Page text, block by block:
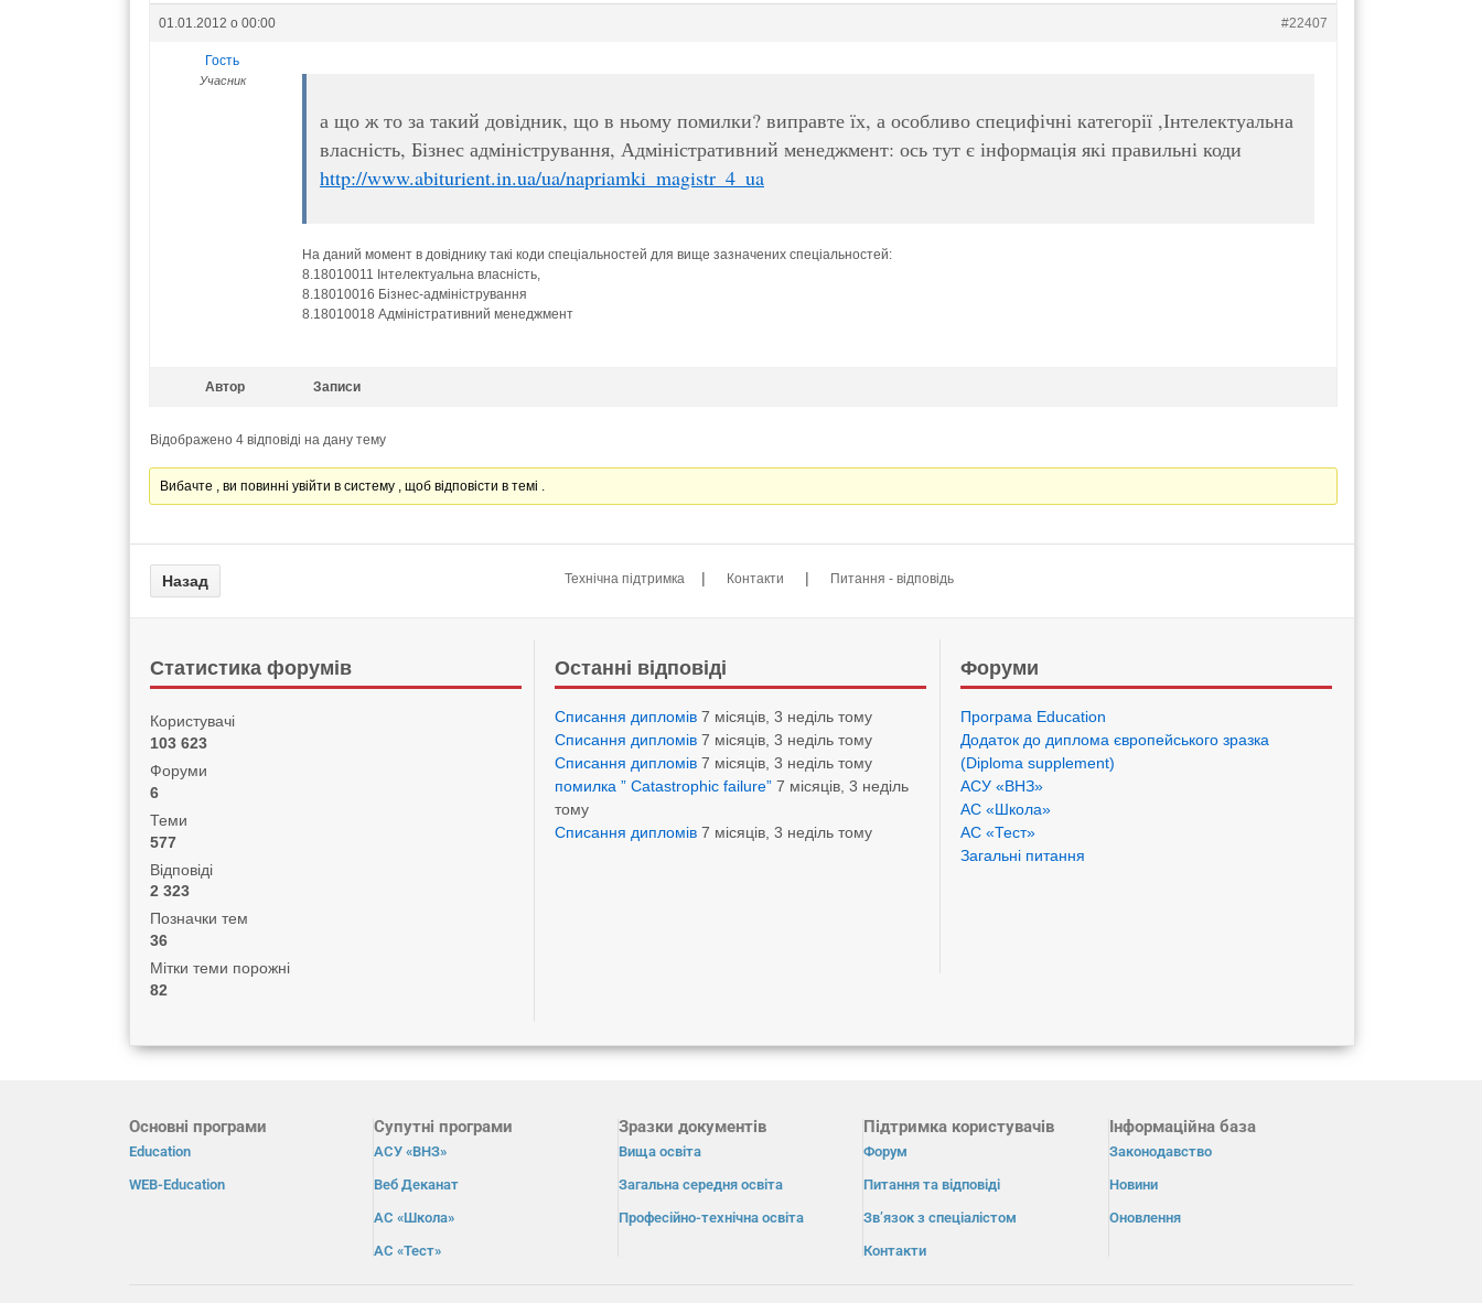
01.01.2012 о 00:00 #22407
Гость
Учасник
а що ж то за такий довідник, що в ньому помилки? виправте їх, а особливо специфічні категорії ,Інтелектуальна
власність, Бізнес адміністрування, Адміністративний менеджмент: ось тут є інформація які правильні коди
http://www.abiturient.in.ua/ua/napriamki_magistr_4_ua
На даний момент в довіднику такі коди спеціальностей для вище зазначених спеціальностей:
8.18010011 Інтелектуальна власність,
8.18010016 Бізнес-адміністрування
8.18010018 Адміністративний менеджмент
Автор Записи
Відображено 4 відповіді на дану тему
Вибачте , ви повинні увійти в систему , щоб відповісти в темі .
Технічна підтримка | Контакти | Питання - відповідь
Статистика форумів
Користувачі
103 623
Форуми
6
Теми
577
Відповіді
2 323
Позначки тем
36
Мітки теми порожні
82
Останні відповіді
Списання дипломів 7 місяців, 3 неділь тому
Списання дипломів 7 місяців, 3 неділь тому
Списання дипломів 7 місяців, 3 неділь тому
помилка ” Catastrophic failure” 7 місяців, 3 неділь
тому
Списання дипломів 7 місяців, 3 неділь тому
Форуми
Програма Eduсation
Додаток до диплома європейського зразка
(Diploma supplement)
АСУ «ВНЗ»
АС «Школа»
АС «Тест»
Загальні питання
Основні програми
Education
WEB-Education
Супутні програми
АСУ «ВНЗ»
Веб Деканат
АС «Школа»
АС «Тест»
Зразки документів
Вища освіта
Загальна середня освіта
Професійно-технічна освіта
Підтримка користувачів
Форум
Питання та відповіді
Зв’язок з спеціалістом
Контакти
Інформаційна база
Законодавство
Новини
Оновлення